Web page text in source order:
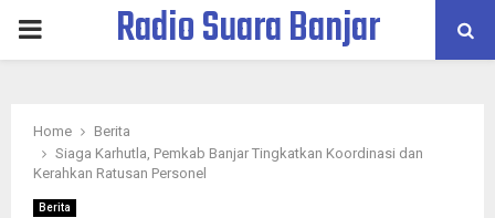
PRIMARYRadio Suara Banjar
Home
Berita
Siaga Karhutla, Pemkab Banjar Tingkatkan Koordinasi dan
Kerahkan Ratusan Personel
Berita